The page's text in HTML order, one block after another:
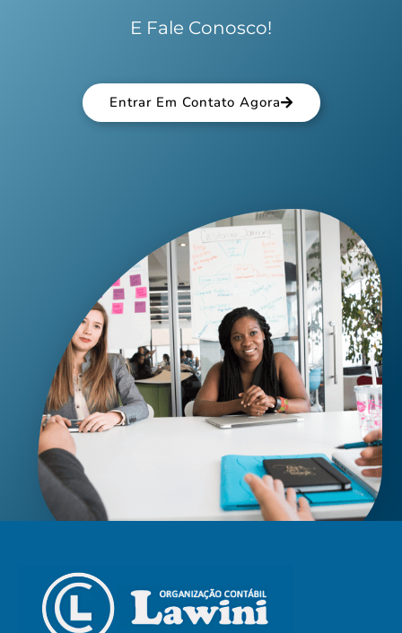
E Fale Conosco!
Entrar Em Contato Agora